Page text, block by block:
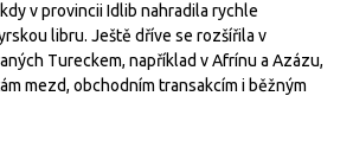
v provincii Idlib nahradila rychle
libru. Ještě dříve se rozšířila v
Tureckem, například v Afrínu a Azázu,
mezd, obchodním transakcím i běžným